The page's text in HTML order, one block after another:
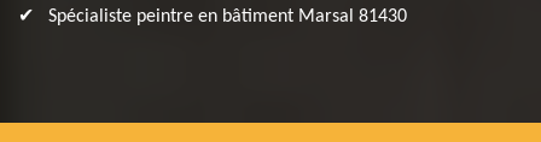
Spécialiste peintre en bâtiment Marsal 81430